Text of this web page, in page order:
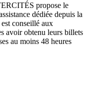
propose le
dédiée depuis la
conseillé aux
avoir obtenu leurs billets
au moins 48 heures